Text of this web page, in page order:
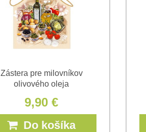
Zástera pre milovníkov
olivového oleja
9,90 €
Do košíka